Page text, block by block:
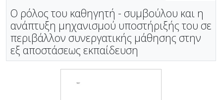
Ο ρόλος του καθηγητή - συμβούλου και η
ανάπτυξη μηχανισμού υποστήριξής του σε
περιβάλλον συνεργατικής μάθησης στην
εξ αποστάσεως εκπαίδευση